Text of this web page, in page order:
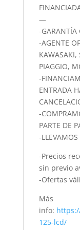
—
-GARANTÍA
-AGENTE
KAWASAKI,
PIAGGIO,
-
ENTRADA
-
PARTE DE
-
-Precios
sin previo
-Ofertas
Más
info:
125-lcd/